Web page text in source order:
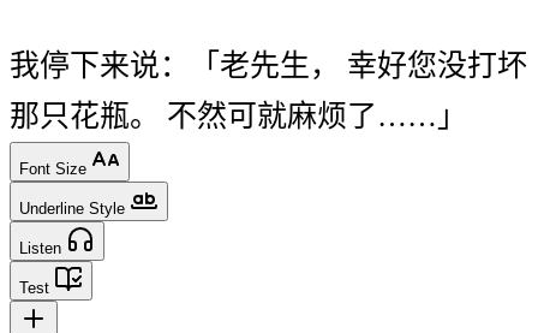
我停 下来说： 「 老先生 ， 幸好您没打坏
那只花瓶。 不然可 就麻烦了…… 」
Font Size
Underline Style
Listen
Test